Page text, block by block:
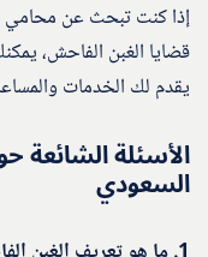
إذا كنت تبحث عن محامي
قضايا الغبن الفاحش،
يقدم لك الخدمات
الأسئلة الشائعة
السعودي